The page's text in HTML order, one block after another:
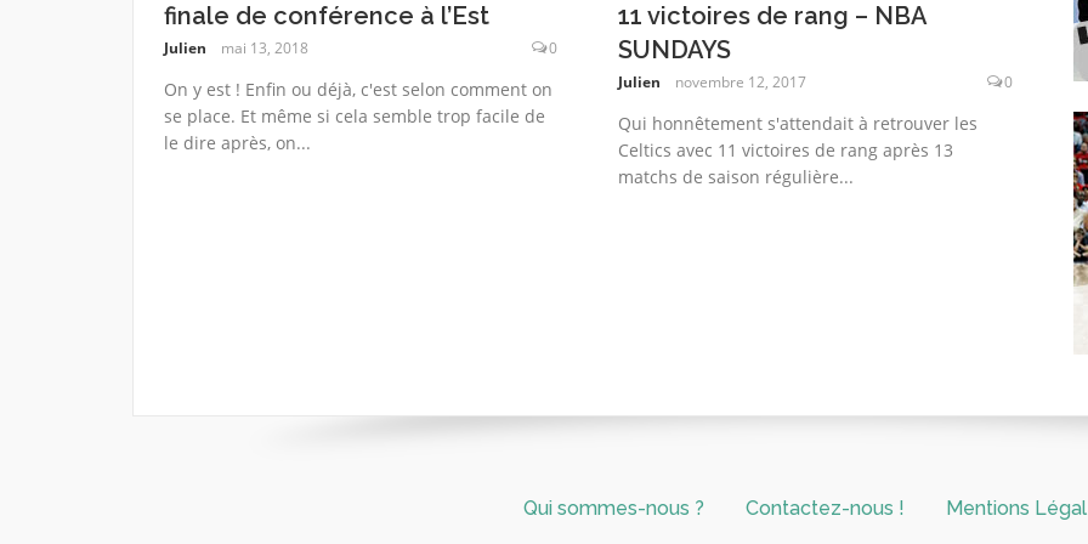
finale de conférence à l’Est
Julien mai 13, 2018 0
On y est ! Enfin ou déjà, c'est selon comment on
se place. Et même si cela semble trop facile de
le dire après, on...
11 victoires de rang – NBA
SUNDAYS
Julien novembre 12, 2017 0
Qui honnêtement s'attendait à retrouver les
Celtics avec 11 victoires de rang après 13
matchs de saison régulière...
Qui sommes-nous ? Contactez-nous ! Mentions